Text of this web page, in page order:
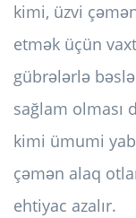
kimi, üzvi
etmək üçün
gübrələrlə
sağlam olması
kimi ümumi
çəmən alaq
ehtiyac azalır.